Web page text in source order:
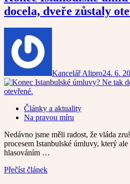
docela, dveře zůstaly
Kancelář Alipro24. 6.
Články a aktuality
Na pravou míru
Nedávno jsme měli radost, že vláda
procesem Istanbulské úmluvy, který
hlasováním …
Přečíst článek